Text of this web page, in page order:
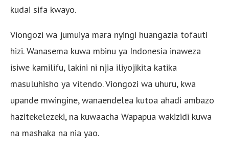
kudai sifa kwayo.
Viongozi wa jumuiya mara nyingi huangazia tofauti
hizi. Wanasema kuwa mbinu ya Indonesia inaweza
isiwe kamilifu, lakini ni njia iliyojikita katika
masuluhisho ya vitendo. Viongozi wa uhuru, kwa
upande mwingine, wanaendelea kutoa ahadi ambazo
hazitekelezeki, na kuwaacha Wapapua wakizidi kuwa
na mashaka na nia yao.